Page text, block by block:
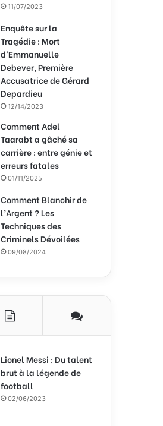
11/07/2023
Enquête sur la
Tragédie : Mort
d’Emmanuelle
Debever, Première
Accusatrice de Gérard
Depardieu
12/14/2023
Comment Adel
Taarabt a gâché sa
carrière : entre génie et
erreurs fatales
01/11/2025
Comment Blanchir de
l’Argent ? Les
Techniques des
Criminels Dévoilées
09/08/2024
Lionel Messi : Du talent
brut à la légende de
football
02/06/2023